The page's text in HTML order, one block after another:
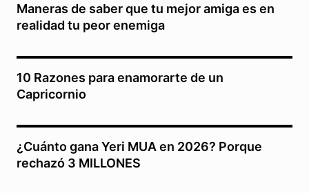
Maneras de saber que tu mejor amiga es en
realidad tu peor enemiga
10 Razones para enamorarte de un
Capricornio
¿Cuánto gana Yeri MUA en 2026? Porque
rechazó 3 MILLONES